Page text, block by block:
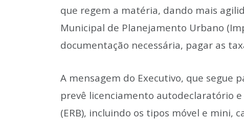
que regem a matéria, dando mais
Municipal de Planejamento Urbano
documentação necessária, pagar as
A mensagem do Executivo, que segue
prevê licenciamento autodeclaratório
(ERB), incluindo os tipos móvel e mini,